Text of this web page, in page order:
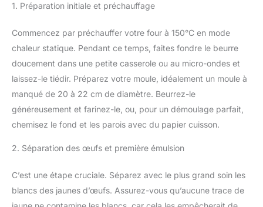
1. Préparation initiale et préchauffage
Commencez par préchauffer votre four à 150°C en mode
chaleur statique. Pendant ce temps, faites fondre le beurre
doucement dans une petite casserole ou au micro-ondes et
laissez-le tiédir. Préparez votre moule, idéalement un moule à
manqué de 20 à 22 cm de diamètre. Beurrez-le
généreusement et farinez-le, ou, pour un démoulage parfait,
chemisez le fond et les parois avec du papier cuisson.
2. Séparation des œufs et première émulsion
C’est une étape cruciale. Séparez avec le plus grand soin les
blancs des jaunes d’œufs. Assurez-vous qu’aucune trace de